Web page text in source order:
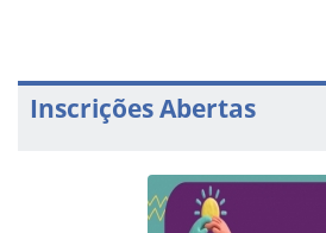
Inscrições Abertas